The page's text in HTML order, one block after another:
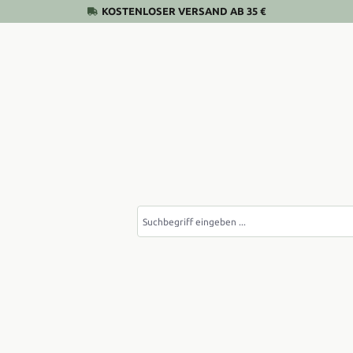
KOSTENLOSER VERSAND AB 35 €